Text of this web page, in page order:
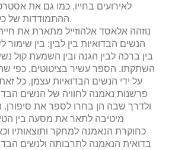
לאירועים בחייו, כמו גם את
ההתמודדות של כל דור.
נוזהה אלאסד אלהוזייל מתארת את
הנשים הבדואיות בין לבין: בין שימור
בין ברכה לבין הגנה ובין השמעת קול
השתקתו. הספר עשיר בציטוטים, כפי
על ידי הנשים הבדואיות עצמן, כל
פרשנות נאמנה לחוויה של הנשים
ולדרך שבה הן בחרו לספר את סיפורן.
מיטיבה לתאר את מסעה בין
כחוקרת הנאמנה למחקר ותוצאותיו
בדואית הנאמנה לתרבותה ולנשים